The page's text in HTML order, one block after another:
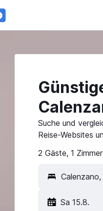
Suche und
Reise-Websites
2 Gäste, 1 Zimmer
Sa 15.8.